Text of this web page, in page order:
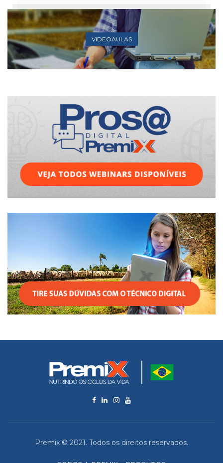
VIDEOAULAS
Premix © 2021. Todos os direitos reservados.